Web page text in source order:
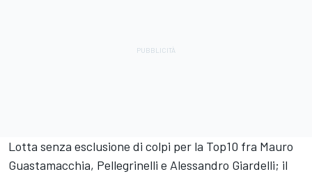
Lotta senza esclusione di colpi per la Top10 fra Mauro
Guastamacchia, Pellegrinelli e Alessandro Giardelli; il